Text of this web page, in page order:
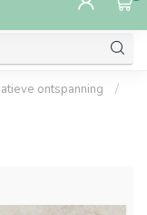
ontspanning
/